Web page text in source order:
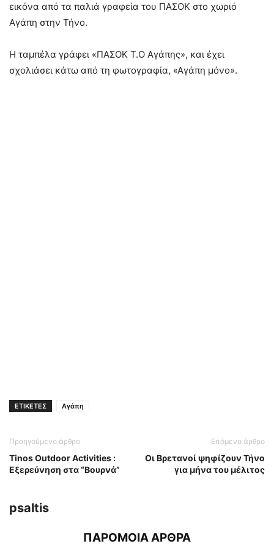
εικόνα από τα παλιά γραφεία του ΠΑΣΟΚ στο χωριό
Αγάπη στην Τήνο.
Η ταμπέλα γράφει «ΠΑΣΟΚ Τ.Ο Αγάπης», και έχει
σχολιάσει κάτω από τη φωτογραφία, «Αγάπη μόνο».
ΕΤΙΚΕΤΕΣ Αγάπη
Προηγούμενο άρθρο
Tinos Outdoor Activities :
Εξερεύνηση στα “Βουρνά”
Επόμενο άρθρο
Οι Βρετανοί ψηφίζουν Τήνο
για μήνα του μέλιτος
psaltis
ΠΑΡΟΜΟΙΑ ΑΡΘΡΑ